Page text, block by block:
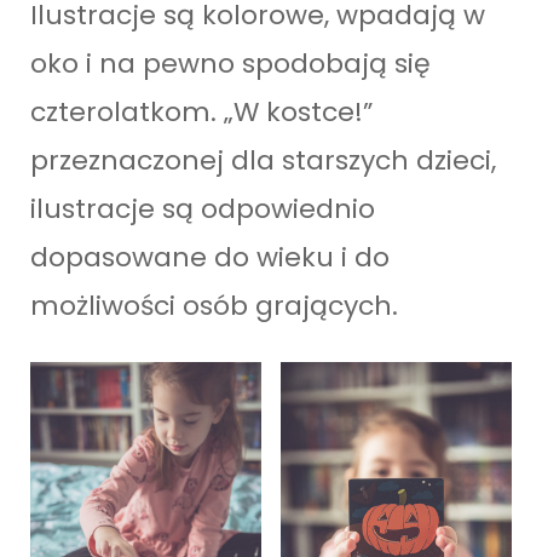
Ilustracje są kolorowe, wpadają w
oko i na pewno spodobają się
czterolatkom. „W kostce!”
przeznaczonej dla starszych dzieci,
ilustracje są odpowiednio
dopasowane do wieku i do
możliwości osób grających.